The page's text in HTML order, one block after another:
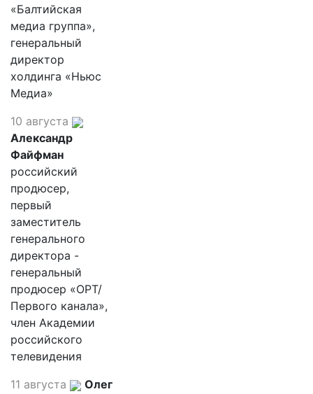
«Балтийская
медиа группа»,
генеральный
директор
холдинга «Ньюс
Медиа»
10 августа
Александр
Файфман
российский
продюсер,
первый
заместитель
генерального
директора -
генеральный
продюсер «ОРТ/
Первого канала»,
член Академии
российского
телевидения
11 августа
Олег